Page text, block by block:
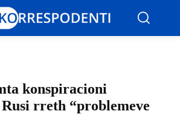
konspiracioni
rreth “problemeve